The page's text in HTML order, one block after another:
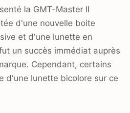
la GMT-Master II
d'une nouvelle boite
et d'une lunette en
un succès immédiat auprès
Cependant, certains
d'une lunette bicolore sur ce